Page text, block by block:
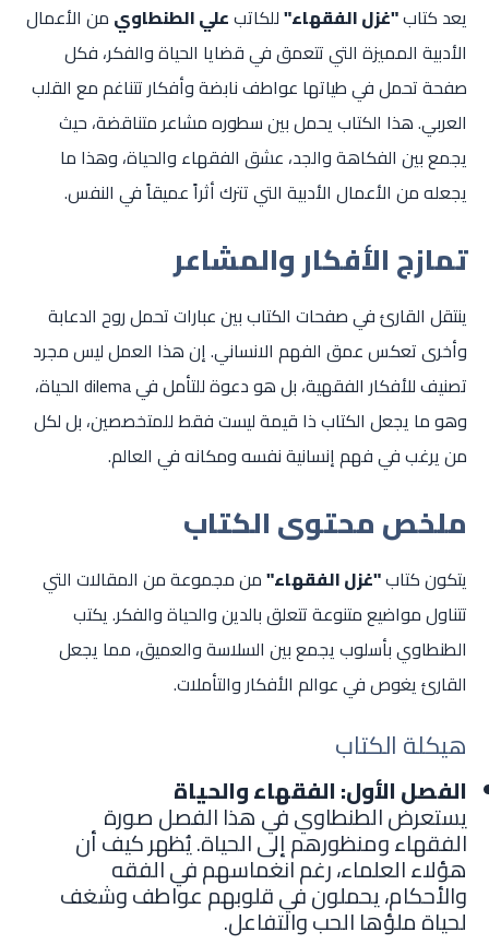
يعد كتاب"غزل الفقهاء"للكاتبعلي الطنطاوي من الأعمال
الأدبية المميزة التي تتعمق في قضايا الحياة والفكر، فكل
صفحة تحمل في طياتها عواطف نابضة وأفكار تتناغم مع القلب
العربي. هذا الكتاب يحمل بين سطوره مشاعر متناقضة، حيث
يجمع بين الفكاهة والجد، عشق الفقهاء والحياة، وهذا ما
يجعله من الأعمال الأدبية التي تترك أثراً عميقاً في النفس.
تمازج الأفكار والمشاعر
ينتقل القارئ في صفحات الكتاب بين عبارات تحمل روح الدعابة
وأخرى تعكس عمق الفهم الانساني. إن هذا العمل ليس مجرد
تصنيف للأفكار الفقهية، بل هو دعوة للتأمل في dilema الحياة،
وهو ما يجعل الكتاب ذا قيمة ليست فقط للمتخصصين، بل لكل
من يرغب في فهم إنسانية نفسه ومكانه في العالم.
ملخص محتوى الكتاب
يتكون كتاب"غزل الفقهاء"من مجموعة من المقالات التي
تتناول مواضيع متنوعة تتعلق بالدين والحياة والفكر. يكتب
الطنطاوي بأسلوب يجمع بين السلاسة والعميق، مما يجعل
القارئ يغوص في عوالم الأفكار والتأملات.
هيكلة الكتاب
الفصل الأول: الفقهاء والحياة
يستعرض الطنطاوي في هذا الفصل صورة
الفقهاء ومنظورهم إلى الحياة. يُظهر كيف أن
هؤلاء العلماء، رغم انغماسهم في الفقه
والأحكام، يحملون في قلوبهم عواطف وشغف
لحياة ملؤها الحب والتفاعل.